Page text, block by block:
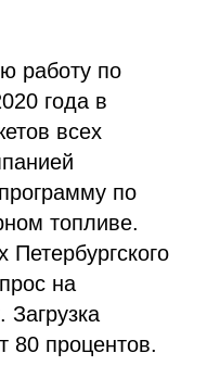
работу по
года в
всех
по
топливе.
на
Загрузка
80 процентов.